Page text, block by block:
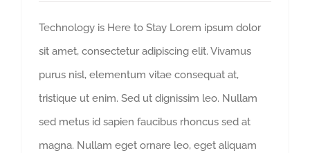
Technology is Here to Stay Lorem ipsum dolor
sit amet, consectetur adipiscing elit. Vivamus
purus nisl, elementum vitae consequat at,
tristique ut enim. Sed ut dignissim leo. Nullam
sed metus id sapien faucibus rhoncus sed at
magna. Nullam eget ornare leo, eget aliquam